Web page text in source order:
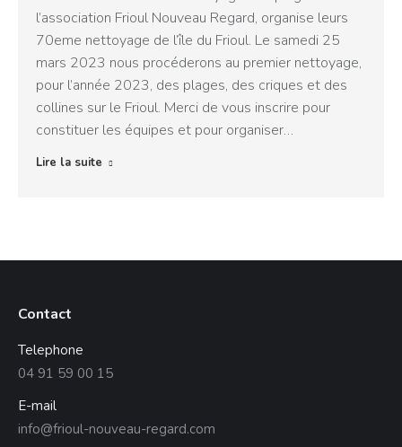
l’association Frioul Nouveau Regard, organise leurs
70eme nettoyage de l’île du Frioul. Le samedi 25
mars 2023 nous procéderons au premier nettoyage,
pour l’année 2023, des plages, des criques et des
collines sur le Frioul. Merci de vous inscrire pour
constituer les équipes et pour organiser…
Lire la suite
Contact
Telephone
04 91 59 00 15
E-mail
info@frioul-nouveau-regard.com